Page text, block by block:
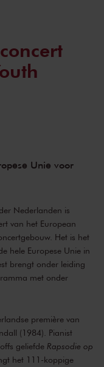
Unie voor
Nederlanden is
van het European
Het is het
hele Europese Unie in
brengt onder leiding
met onder
première van
(1984). Pianist
geliefde Rapsodie op
het 111-koppige